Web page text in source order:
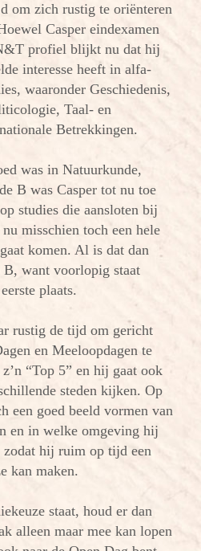
om zich rustig te oriënteren
Casper eindexamen
profiel blijkt nu dat hij
interesse heeft in alfa-
waaronder Geschiedenis,
Taal- en
Betrekkingen.
was in Natuurkunde,
B was Casper tot nu toe
studies die aansloten bij
misschien toch een hele
komen. Al is dat dan
B, want voorlopig staat
plaats.
rustig de tijd om gericht
en Meeloopdagen te
“Top 5” en hij gaat ook
steden kijken. Op
een goed beeld vormen van
en in welke omgeving hij
hij ruim op tijd een
kan maken.
staat, houd er dan
alleen maar mee kan lopen